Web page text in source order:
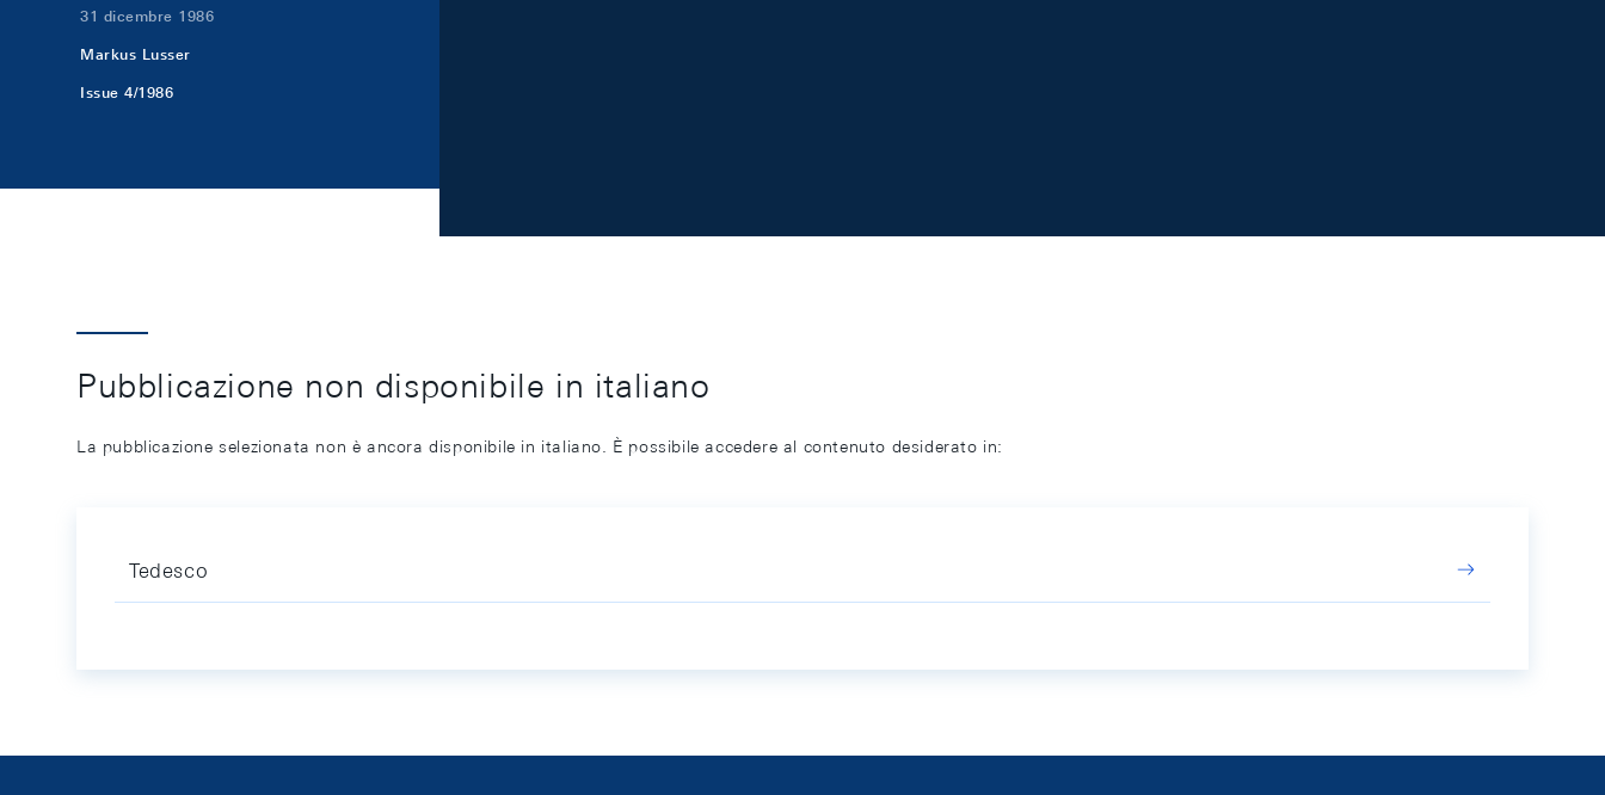
31 dicembre 1986
Markus Lusser
Issue 4/1986
Pubblicazione non disponibile in italiano
La pubblicazione selezionata non è ancora disponibile in italiano. È possibile accedere al contenuto desiderato in:
Tedesco